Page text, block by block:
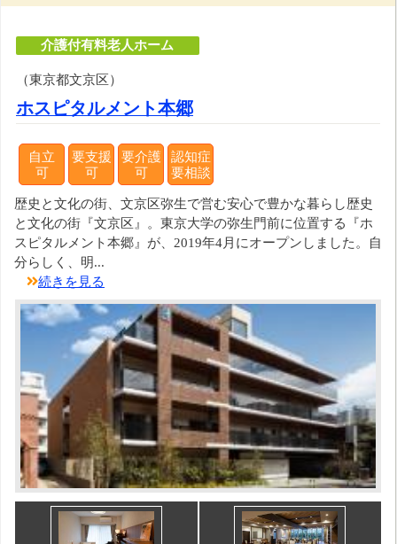
介護付有料老人ホーム
（東京都文京区）
ホスピタルメント本郷
自立
可
要支援
可
要介護
可
認知症
要相談
歴史と文化の街、文京区弥生で営む安心で豊かな暮らし歴史
と文化の街『文京区』。東京大学の弥生門前に位置する『ホ
スピタルメント本郷』が、2019年4月にオープンしました。自
分らしく、明...
続きを見る